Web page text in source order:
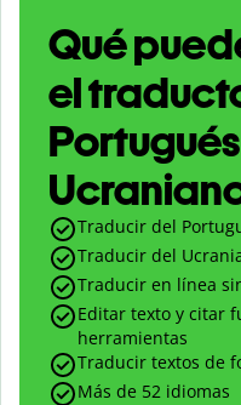
Qué
el
Traducir del
Traducir del
Traducir en línea
Editar texto y citar
herramientas
Traducir textos de
Más de 52 idiomas